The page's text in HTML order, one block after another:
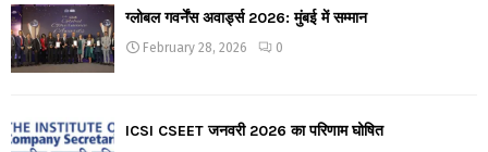
ग्लोबल गवर्नेंस अवार्ड्स 2026: मुंबई में सम्मान
February 28, 2026 0
ICSI CSEET जनवरी 2026 का परिणाम घोषित